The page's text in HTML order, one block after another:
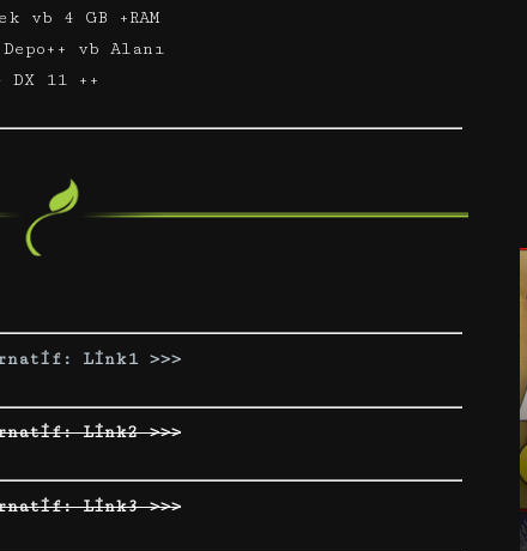
vb 4 GB +RAM
vb Alanı
DX 11 ++
Link1 >>>
Link2 >>>
Link3 >>>